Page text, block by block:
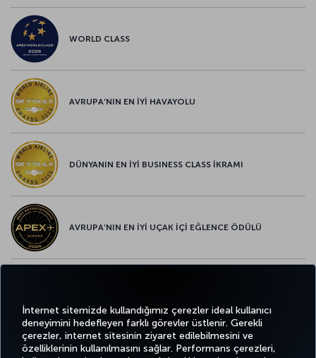
İnternet sitemizde kullandığımız çerezler ideal kullanıcı
deneyimini hedefleyen farklı görevler üstlenir. Gerekli
çerezler, internet sitesinin ziyaret edilebilmesini ve
özelliklerinin kullanılmasını sağlar. Performans çerezleri,
WORLD CLASS
AVRUPA’NIN EN İYİ HAVAYOLU
DÜNYANIN EN İYİ BUSINESS CLASS İKRAMI
AVRUPA’NIN EN İYİ UÇAK İÇİ EĞLENCE ÖDÜLÜ